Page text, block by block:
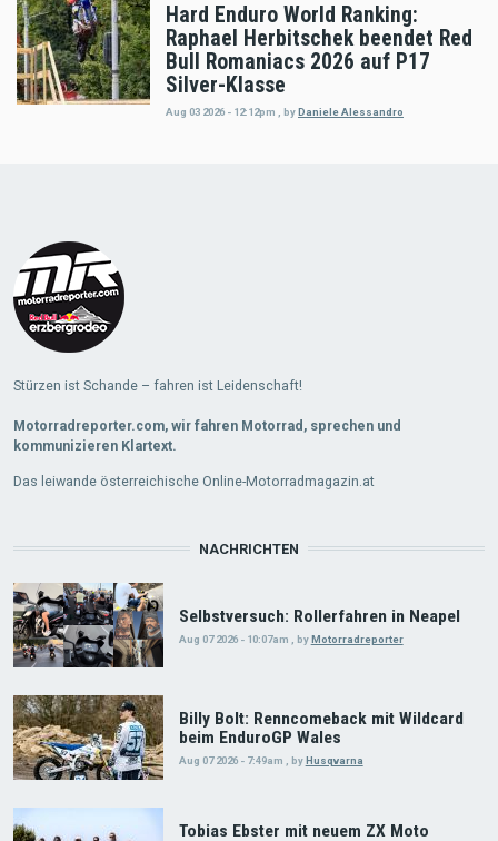
Hard Enduro World Ranking:
Raphael Herbitschek beendet Red
Bull Romaniacs 2026 auf P17
Silver-Klasse
Aug 03 2026 - 12:12pm , byDaniele Alessandro
Stürzen ist Schande – fahren ist Leidenschaft!
Motorradreporter.com, wir fahren Motorrad, sprechen und
kommunizieren Klartext.
Das leiwande österreichische Online-Motorradmagazin.at
NACHRICHTEN
Selbstversuch: Rollerfahren in Neapel
Aug 07 2026 - 10:07am byMotorradreporter
Billy Bolt: Renncomeback mit Wildcard
beim EnduroGP Wales
Aug 07 2026 - 7:49am byHusqvarna
Tobias Ebster mit neuem ZX Moto